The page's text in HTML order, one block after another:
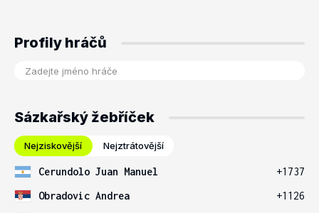
Profily hráčů
Sázkařský žebříček
Nejziskovější Nejztrátovější
Cerundolo Juan Manuel
+1737
Obradovic Andrea
+1126